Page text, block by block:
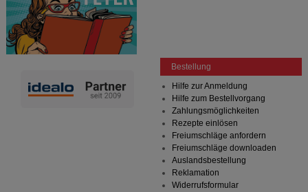
Bestellung
Hilfe zur Anmeldung
Hilfe zum Bestellvorgang
Zahlungsmöglichkeiten
Rezepte einlösen
Freiumschläge anfordern
Freiumschläge downloaden
Auslandsbestellung
Reklamation
Widerrufsformular